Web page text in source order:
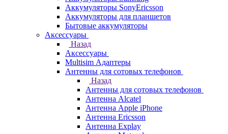
Аккумуляторы SonyEricsson
Аккумуляторы для планшетов
Бытовые аккумуляторы
Аксессуары
Назад
Аксессуары
Multisim Адаптеры
Антенны для сотовых телефонов
Назад
Антенны для сотовых телефонов
Антенна Alcatel
Антенна Apple iPhone
Антенна Ericsson
Антенна Explay